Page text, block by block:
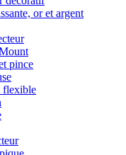
or et argent
pince
flexible